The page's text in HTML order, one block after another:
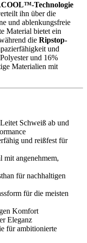
Technologie
ihn über die
und ablenkungsfreie
Material bietet ein
die Ripstop-
und
und 16%
Materialien mit
Schweiß ab und
und reißfest für
mit angenehmem,
für nachhaltigen
für die meisten
Komfort
Eleganz
für ambitionierte